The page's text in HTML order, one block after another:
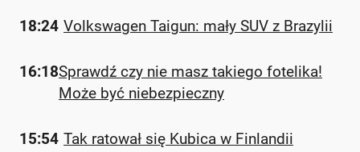
18:24 Volkswagen Taigun: mały SUV z Brazylii
16:18Sprawdź czy nie masz takiego fotelika!
Może być niebezpieczny
15:54 Tak ratował się Kubica w Finlandii